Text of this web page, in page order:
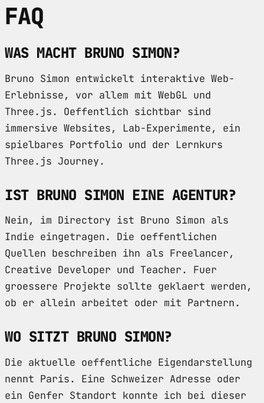
FAQ
WAS MACHT BRUNO SIMON?
Bruno Simon entwickelt interaktive Web-
Erlebnisse, vor allem mit WebGL und
Three.js. Oeffentlich sichtbar sind
immersive Websites, Lab-Experimente, ein
spielbares Portfolio und der Lernkurs
Three.js Journey.
IST BRUNO SIMON EINE AGENTUR?
Nein, im Directory ist Bruno Simon als
Indie eingetragen. Die oeffentlichen
Quellen beschreiben ihn als Freelancer,
Creative Developer und Teacher. Fuer
groessere Projekte sollte geklaert werden,
ob er allein arbeitet oder mit Partnern.
WO SITZT BRUNO SIMON?
Die aktuelle oeffentliche Eigendarstellung
nennt Paris. Eine Schweizer Adresse oder
ein Genfer Standort konnte ich bei dieser